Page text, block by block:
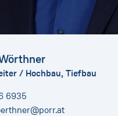
/ Hochbau, Tiefbau
6935